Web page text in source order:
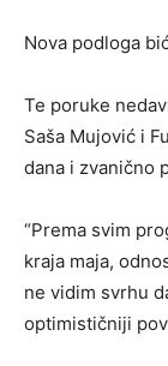
Nova podloga
Te poruke
Saša Mujović i
dana i zvanično
“Prema svim
kraja maja,
ne vidim svrhu
optimističniji